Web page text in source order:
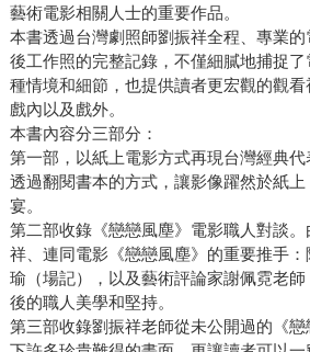
藝術電影相關人士的重要作品。
本書透過台灣劇照師劉振祥全程、專業
後工作照的完整記錄，不僅細膩地捕捉
種情境和細節，也提供讀者更宏觀的觀
戲內以及戲外。
本書內容分三部分：
第一部，以紙上電影方式再現台灣經典代
透過翻閱書本的方式，讓影像躍然於紙
宴。
第二部收錄《戀戀風塵》電影職人對談
祥、連同電影《戀戀風塵》的重要推手
瑜（場記），以及藝術評論家謝佩霓老
後的職人美學和堅持。
第三部收錄劉振祥老師從未公開過的《